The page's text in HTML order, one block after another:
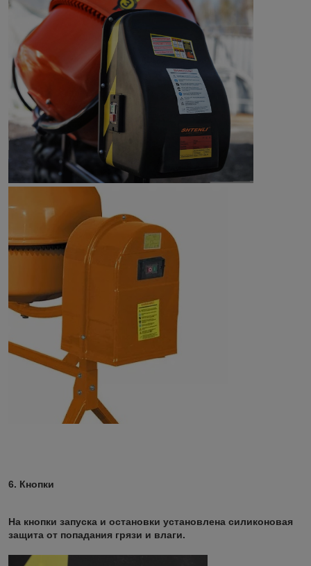
6. Кнопки
На кнопки запуска и остановки установлена силиконовая
защита от попадания грязи и влаги.